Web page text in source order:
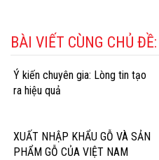
BÀI VIẾT CÙNG CHỦ ĐỀ:
Ý kiến chuyên gia: Lòng tin tạo
ra hiệu quả
XUẤT NHẬP KHẨU GỖ VÀ SẢN
PHẨM GỖ CỦA VIỆT NAM